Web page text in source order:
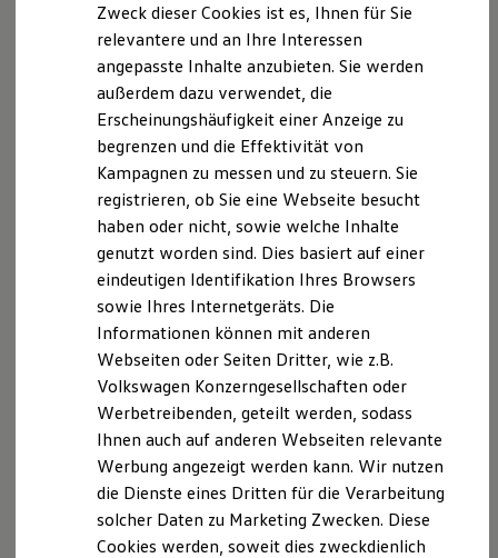
Kaufoptionen
E-Auto-Förderung
Software und Konnektivität
Die ID. Software 6
ID. Software Versionen und Updates
Digitale Extras
Schnittstellen zu Ihrem ID.
Hybridautos
Marke und Erlebnis
Volkswagen R und R Experience
R-Modelle
R Experience
Driving Experience
Volkswagen entdecken
Werkbesichtigung
Lifestyle Shop
T-Roc Kollektion
Golf Kollektion
ID. Kollektion
Volkswagen Kollektion
R-Kollektion
GTI Kollektion
Fußball Drop
we drive football
#wedriveproud
Besitzer und Service
Fahrzeugangebot anfordern
Servicetermin buchen
Serviceanfrage stellen
Ihre Ansprechpartnerbei Auto &
Service PIA Landsberg
E-Mail schreiben
+49 8191 91780
Zweck dieser Cookies ist es, Ihnen für Sie
relevantere und an Ihre Interessen
angepasste Inhalte anzubieten. Sie werden
außerdem dazu verwendet, die
Erscheinungshäufigkeit einer Anzeige zu
begrenzen und die Effektivität von
Kampagnen zu messen und zu steuern. Sie
registrieren, ob Sie eine Webseite besucht
haben oder nicht, sowie welche Inhalte
genutzt worden sind. Dies basiert auf einer
eindeutigen Identifikation Ihres Browsers
sowie Ihres Internetgeräts. Die
Informationen können mit anderen
Webseiten oder Seiten Dritter, wie z.B.
Volkswagen Konzerngesellschaften oder
Werbetreibenden, geteilt werden, sodass
Ihnen auch auf anderen Webseiten relevante
Werbung angezeigt werden kann. Wir nutzen
die Dienste eines Dritten für die Verarbeitung
solcher Daten zu Marketing Zwecken. Diese
Cookies werden, soweit dies zweckdienlich